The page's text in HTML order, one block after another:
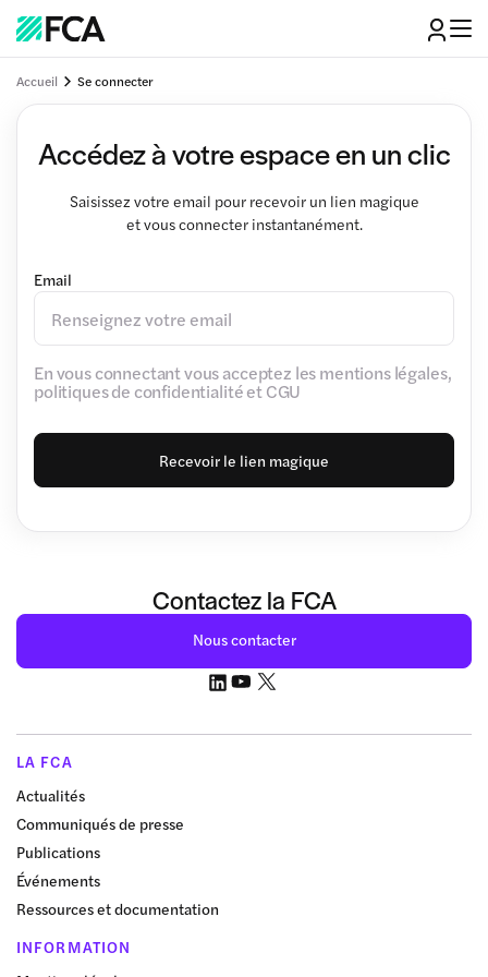
Accueil Se connecter
Accédez à votre espace en un clic
Saisissez votre email pour recevoir un lien magique
et vous connecter instantanément.
Email
En vous connectant vous acceptez les mentions légales,
politiques de confidentialité et CGU
Recevoir le lien magique
Contactez la FCA
Nous contacter
LA FCA
Actualités
Communiqués de presse
Publications
Événements
Ressources et documentation
INFORMATION